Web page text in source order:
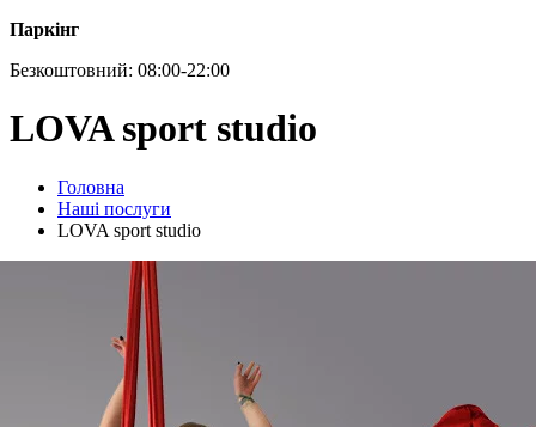
Паркінг
Безкоштовний: 08:00-22:00
LOVA sport studio
Головна
Наші послуги
LOVA sport studio